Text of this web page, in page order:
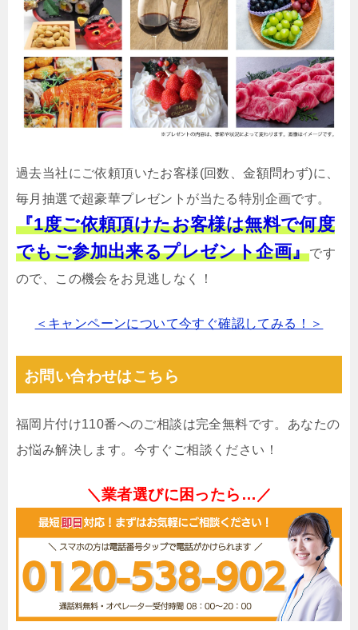
過去当社にご依頼頂いたお客様(回数、金額問わず)に、
毎月抽選で超豪華プレゼントが当たる特別企画です。
『1度ご依頼頂けたお客様は無料で何度
でもご参加出来るプレゼント企画』です
ので、この機会をお見逃しなく！
＜キャンペーンについて今すぐ確認してみる！＞
お問い合わせはこちら
福岡片付け110番へのご相談は完全無料です。あなたの
お悩み解決します。今すぐご相談ください！
＼業者選びに困ったら…／